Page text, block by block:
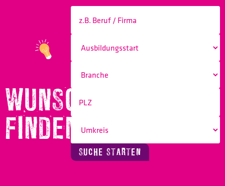
WUNSCHBERUF
FINDEN!
SUCHE STARTEN